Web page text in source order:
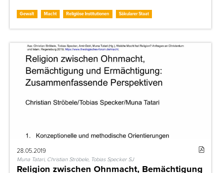
Gewalt Macht Religiöse Institutionen Säkularer Staat
28.05.2019
Muna Tatari, Christian Ströbele, Tobias Specker SJ
Religion zwischen Ohnmacht, Bemächtigung